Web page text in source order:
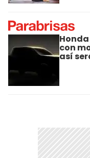
con
así